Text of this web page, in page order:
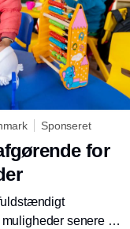
Sponseret
for
senere i